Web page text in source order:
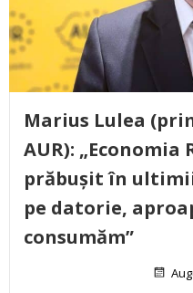
Marius Lulea
AUR): „Economia
prăbușit în
pe datorie,
consumăm”